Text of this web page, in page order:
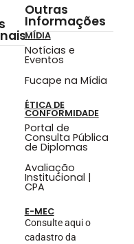
Outras
Informações
MÍDIA
Notícias e
Eventos
Fucape na Mídia
ÉTICA DE
CONFORMIDADE
Portal de
Consulta Pública
de Diplomas
Avaliação
Institucional |
CPA
E-MEC
Consulte aqui o
cadastro da